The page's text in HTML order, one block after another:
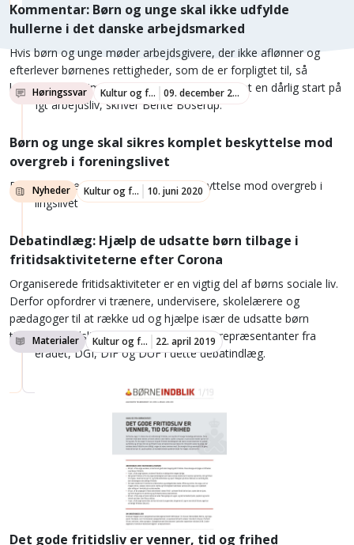
Kommentar: Børn og unge skal ikke udfylde
hullerne i det danske arbejdsmarked
Hvis børn og unge møder arbejdsgivere, der ikke aflønner og
efterlever børnenes rettigheder, som de er forpligtet til, så
lægger vi ikke kimen til trivsel. I stedet bliver det en dårlig start på
et langt arbejdsliv, skriver Bente Boserup.
Høringssvar Kultur og fritid 09. december 2021
Børn og unge skal sikres komplet beskyttelse mod
overgreb i foreningslivet
Børn og unge skal sikres komplet beskyttelse mod overgreb i
foreningslivet
Nyheder Kultur og fritid 10. juni 2020
Debatindlæg: Hjælp de udsatte børn tilbage i
fritidsaktiviteterne efter Corona
Organiserede fritidsaktiviteter er en vigtig del af børns sociale liv.
Derfor opfordrer vi trænere, undervisere, skolelærere og
pædagoger til at række ud og hjælpe især de udsatte børn
tilbage til fritidslivet efter Corona, skriver repræsentanter fra
Børnerådet, DGI, DIF og DUF i dette debatindlæg.
Materialer Kultur og fritid 22. april 2019
Det gode fritidsliv er venner, tid og frihed